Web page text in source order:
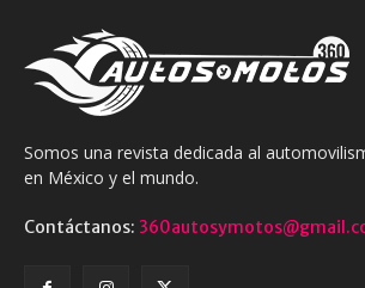
Somos una revista dedicada al
en México y el mundo.
Contáctanos: